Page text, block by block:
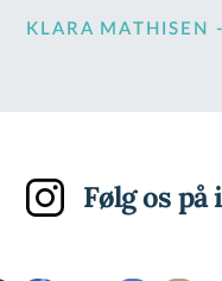
KLARA MATHISEN
Følg os